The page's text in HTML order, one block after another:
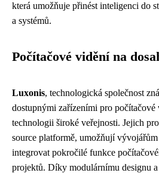
která umožňuje přinést inteligenci do
a systémů.
Počítačové vidění na
Luxonis, technologická společnost
dostupnými zařízeními pro
technologii široké veřejnosti. Jejich
source platformě, umožňují vývojářům
integrovat pokročilé funkce
projektů. Díky modulárnímu designu a